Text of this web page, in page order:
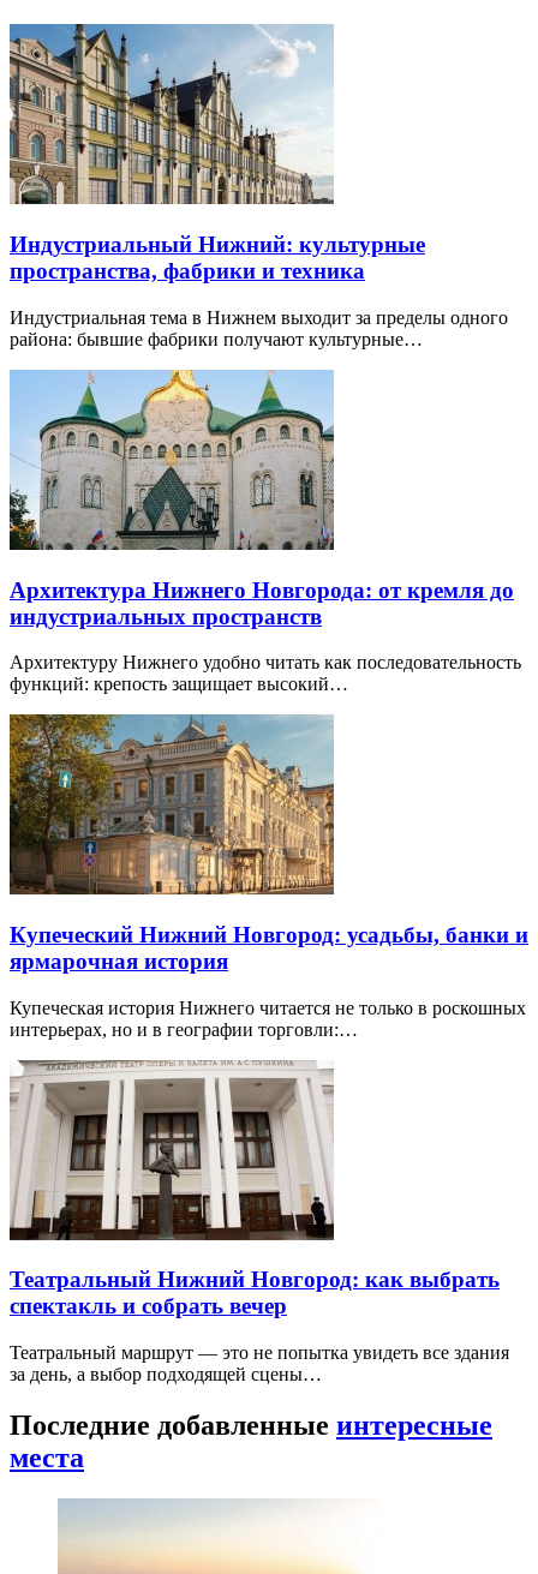
Индустриальный Нижний: культурные
пространства, фабрики и техника
Индустриальная тема в Нижнем выходит за пределы одного
района: бывшие фабрики получают культурные…
Архитектура Нижнего Новгорода: от кремля до
индустриальных пространств
Архитектуру Нижнего удобно читать как последовательность
функций: крепость защищает высокий…
Купеческий Нижний Новгород: усадьбы, банки и
ярмарочная история
Купеческая история Нижнего читается не только в роскошных
интерьерах, но и в географии торговли:…
Театральный Нижний Новгород: как выбрать
спектакль и собрать вечер
Театральный маршрут — это не попытка увидеть все здания
за день, а выбор подходящей сцены…
Последние добавленные интересные
места